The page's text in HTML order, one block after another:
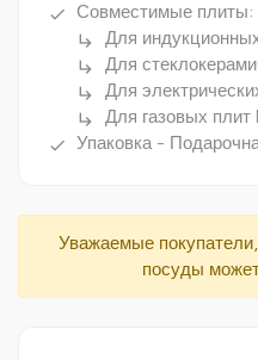
done Совместимые плиты:
subdirectory_arrow_right Для
subdirectory_arrow_right Для
subdirectory_arrow_right Для
subdirectory_arrow_right Для газовых плит
done Упаковка -
Уважаемые
посуды